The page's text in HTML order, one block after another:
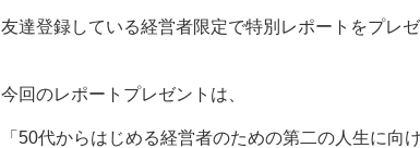
友達登録している経営者限定で特別レポートをプレゼ
今回のレポートプレゼントは、
「50代からはじめる経営者のための第二の人生に向